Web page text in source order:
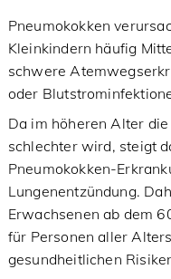
Pneumokokken
Kleinkindern häufig
schwere
oder
Da im höheren Alter
schlechter wird, steigt
Pneumokokken-
Lungenentzündung.
Erwachsenen ab dem
für Personen aller
gesundheitlichen